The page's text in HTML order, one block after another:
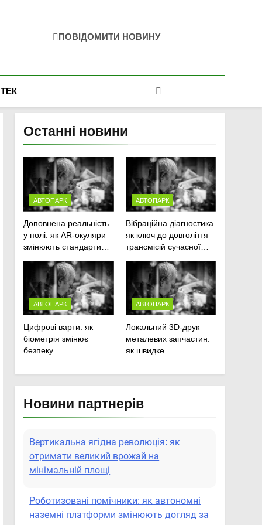
ПОВІДОМИТИ НОВИНУ
Останні новини
АВТОПАРК
Доповнена реальність
у полі: як AR-окуляри
змінюють стандарти
сільськогосподарської
техніки
АВТОПАРК
Вібраційна діагностика
як ключ до довголіття
трансмісій сучасної
АВТОПАРК
Цифрові варти: як
біометрія змінює
безпеку
АВТОПАРК
Локальний 3D-друк
металевих запчастин:
як швидке
посівну
Новини партнерів
Вертикальна ягідна революція: як
отримати великий врожай на
мінімальній площі
Роботизовані помічники: як автономні
наземні платформи змінюють догляд за